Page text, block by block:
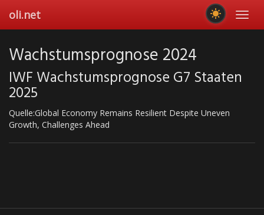
main
oli.net
Wachstumsprognose 2024
IWF Wachstumsprognose G7 Staaten
2025
Quelle:Global Economy Remains Resilient Despite Uneven
Growth, Challenges Ahead